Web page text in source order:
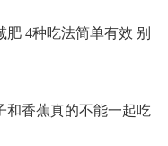
4种吃法简单有效 别
和香蕉真的不能一起吃